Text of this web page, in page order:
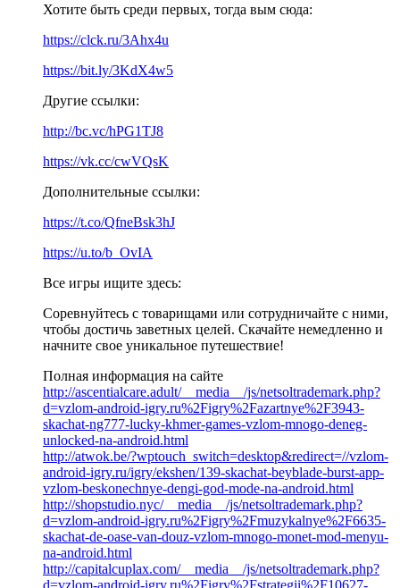
Хотите быть среди первых, тогда вым сюда:
https://clck.ru/3Ahx4u
https://bit.ly/3KdX4w5
Другие ссылки:
http://bc.vc/hPG1TJ8
https://vk.cc/cwVQsK
Дополнительные ссылки:
https://t.co/QfneBsk3hJ
https://u.to/b_OvIA
Все игры ищите здесь:
Соревнуйтесь с товарищами или сотрудничайте с ними,
чтобы достичь заветных целей. Скачайте немедленно и
начните свое уникальное путешествие!
Полная информация на сайте
http://ascentialcare.adult/__media__/js/netsoltrademark.php?
d=vzlom-android-igry.ru%2Figry%2Fazartnye%2F3943-
skachat-ng777-lucky-khmer-games-vzlom-mnogo-deneg-
unlocked-na-android.html
http://atwok.be/?wptouch_switch=desktop&redirect=//vzlom-
android-igry.ru/igry/ekshen/139-skachat-beyblade-burst-app-
vzlom-beskonechnye-dengi-god-mode-na-android.html
http://shopstudio.nyc/__media__/js/netsoltrademark.php?
d=vzlom-android-igry.ru%2Figry%2Fmuzykalnye%2F6635-
skachat-de-oase-van-douz-vzlom-mnogo-monet-mod-menyu-
na-android.html
http://capitalcuplax.com/__media__/js/netsoltrademark.php?
d=vzlom-android-igry.ru%2Figry%2Fstrategii%2F10627-